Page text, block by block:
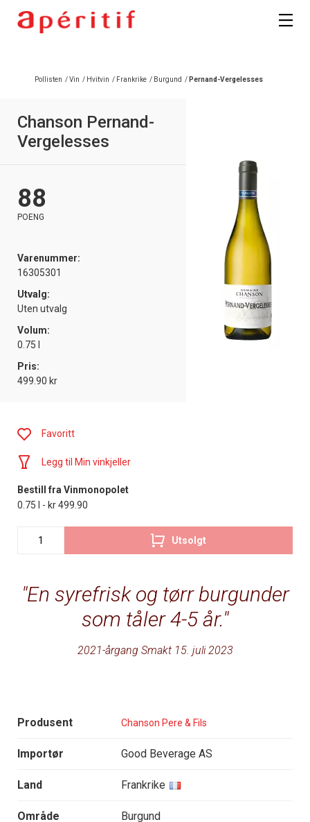
Pollisten /Vin / Hvitvin / Frankrike / Burgund / Pernand-Vergelesses
Chanson Pernand-
Vergelesses
88
POENG
Varenummer:
16305301
Utvalg:
Uten utvalg
Volum:
0.75 l
Pris:
499.90 kr
En syrefrisk og tørr burgunder
som tåler 4-5 år.
2021-årgang Smakt 15. juli 2023
Produsent Chanson Pere & Fils
Importør Good Beverage AS
Land Frankrike
Område Burgund
Favoritt
Legg til Min vinkjeller
Bestill fra Vinmonopolet
0.75 l - kr 499.90
Utsolgt